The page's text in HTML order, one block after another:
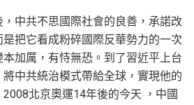
中共不思國際社會的良善，承諾改
把它看成粉碎國際反華勢力的一次
加厲，有恃無恐。到了習近平上台
中共統治模式帶給全球，實現他的
2008北京奧運14年後的今天 ，中國